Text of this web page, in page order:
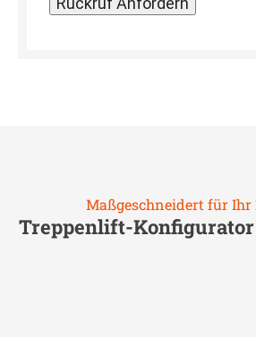
Maßgeschneidert für Ihr
Treppenlift-